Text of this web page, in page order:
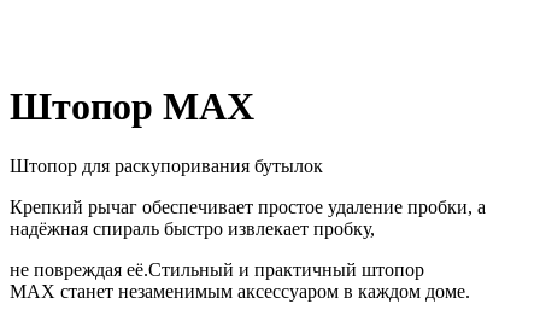
Штопор MAX
Штопор для раскупоривания бутылок
Крепкий рычаг обеспечивает простое удаление пробки, а
надёжная спираль быстро извлекает пробку,
не повреждая её.Стильный и практичный штопор
MAX станет незаменимым аксессуаром в каждом доме.